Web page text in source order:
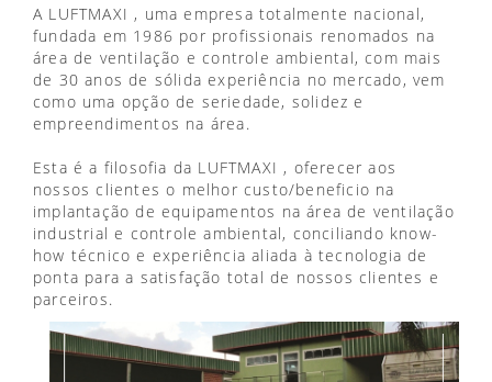
A LUFTMAXI , uma empresa totalmente nacional,
fundada em 1986 por profissionais renomados na
área de ventilação e controle ambiental, com mais
de 30 anos de sólida experiência no mercado, vem
como uma opção de seriedade, solidez e
empreendimentos na área.
Esta é a filosofia da LUFTMAXI , oferecer aos
nossos clientes o melhor custo/beneficio na
implantação de equipamentos na área de ventilação
industrial e controle ambiental, conciliando know-
how técnico e experiência aliada à tecnologia de
ponta para a satisfação total de nossos clientes e
parceiros.